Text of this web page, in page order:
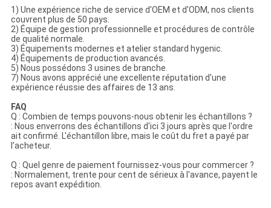
1) Une expérience riche de service d'OEM et d'ODM, nos clients
couvrent plus de 50 pays.
2) Équipe de gestion professionnelle et procédures de contrôle
de qualité normale.
3) Équipements modernes et atelier standard hygenic.
4) Équipements de production avancés.
5) Nous possédons 3 usines de branche.
7) Nous avons apprécié une excellente réputation d'une
expérience réussie des affaires de 13 ans.
FAQ
Q : Combien de temps pouvons-nous obtenir les échantillons ?
: Nous enverrons des échantillons d'ici 3 jours après que l'ordre
ait confirmé. L'échantillon libre, mais le coût du fret a payé par
l'acheteur.
Q : Quel genre de paiement fournissez-vous pour commercer ?
: Normalement, trente pour cent de sérieux à l'avance, payent le
repos avant expédition.